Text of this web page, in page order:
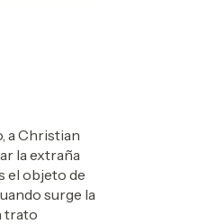
a Christian
la extraña
el objeto de
surge la
trato